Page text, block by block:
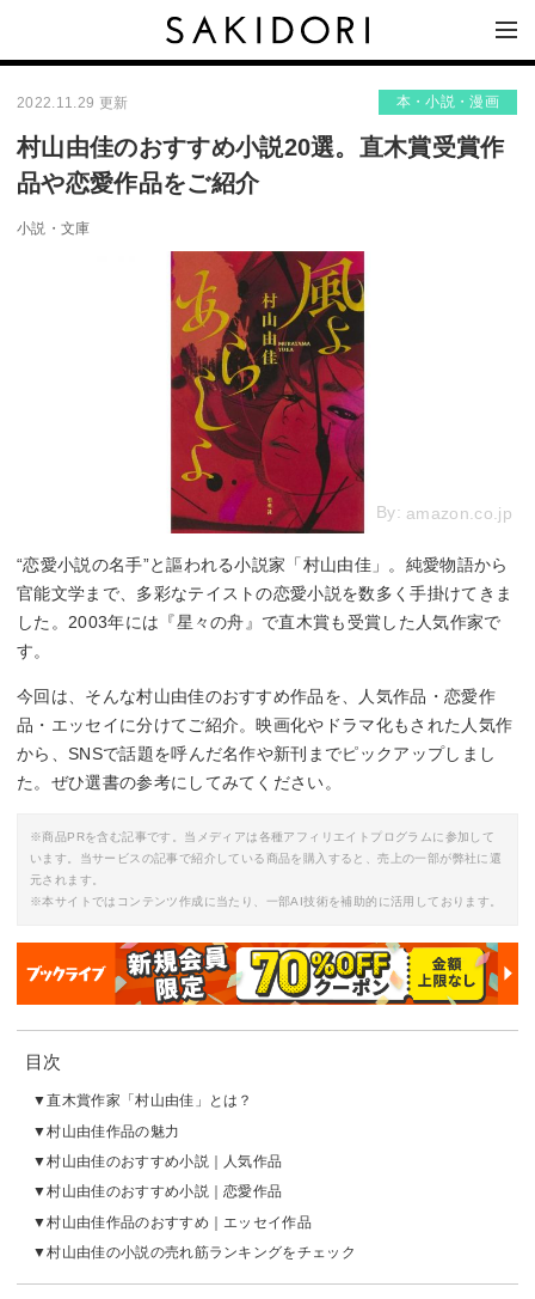
2022.11.29 更新 本・小説・漫画
村山由佳のおすすめ小説20選。直木賞受賞作
品や恋愛作品をご紹介
小説・文庫
By: amazon.co.jp
“恋愛小説の名手”と謳われる小説家「村山由佳」。純愛物語から
官能文学まで、多彩なテイストの恋愛小説を数多く手掛けてきま
した。2003年には『星々の舟』で直木賞も受賞した人気作家で
す。
今回は、そんな村山由佳のおすすめ作品を、人気作品・恋愛作
品・エッセイに分けてご紹介。映画化やドラマ化もされた人気作
から、SNSで話題を呼んだ名作や新刊までピックアップしまし
た。ぜひ選書の参考にしてみてください。
※商品PRを含む記事です。当メディアは各種アフィリエイトプログラムに参加して
います。当サービスの記事で紹介している商品を購入すると、売上の一部が弊社に還
元されます。
※本サイトではコンテンツ作成に当たり、一部AI技術を補助的に活用しております。
目次
直木賞作家「村山由佳」とは？
村山由佳作品の魅力
村山由佳のおすすめ小説｜人気作品
村山由佳のおすすめ小説｜恋愛作品
村山由佳作品のおすすめ｜エッセイ作品
村山由佳の小説の売れ筋ランキングをチェック